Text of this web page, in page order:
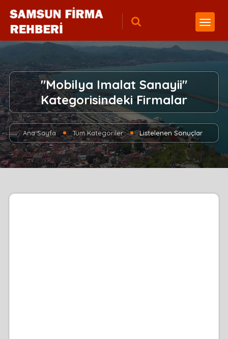
"Mobilya Imalat Sanayii"
Kategorisindeki Firmalar
Ana Sayfa Tüm Kategoriler Listelenen Sonuçlar